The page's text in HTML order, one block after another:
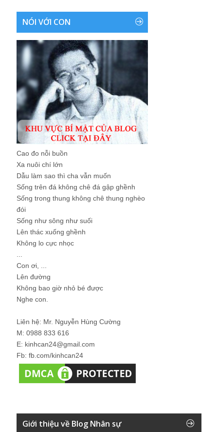
NÓI VỚI CON
Cao đo nỗi buồn
Xa nuôi chí lớn
Dẫu làm sao thì cha vẫn muốn
Sống trên đá không chê đá gập ghềnh
Sống trong thung không chê thung nghèo
đói
Sống như sông như suối
Lên thác xuống ghềnh
Không lo cực nhọc
Con ơi, ...
Lên đường
Không bao giờ nhỏ bé được
Nghe con.
Liên hệ: Mr. Nguyễn Hùng Cường
M: 0988 833 616
E: kinhcan24@gmail.com
Fb: fb.com/kinhcan24
Giới thiệu về Blog Nhân sự